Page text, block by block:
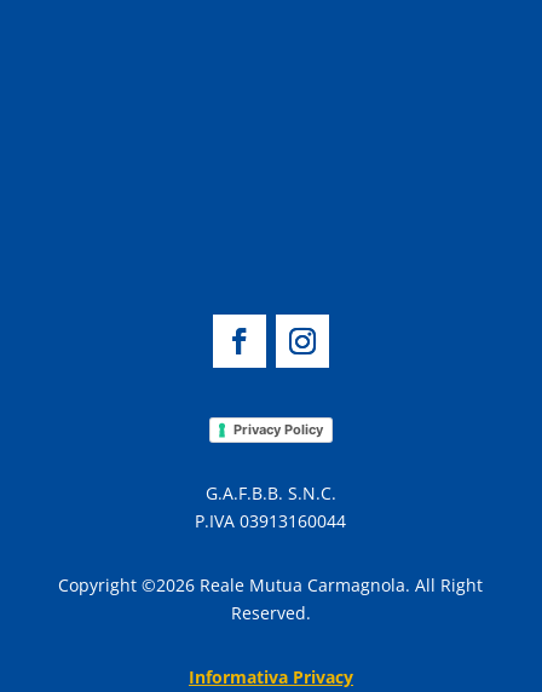
Privacy Policy
G.A.F.B.B. S.N.C.
P.IVA 03913160044
Copyright ©2026 Reale Mutua Carmagnola. All Right
Reserved.
Informativa Privacy